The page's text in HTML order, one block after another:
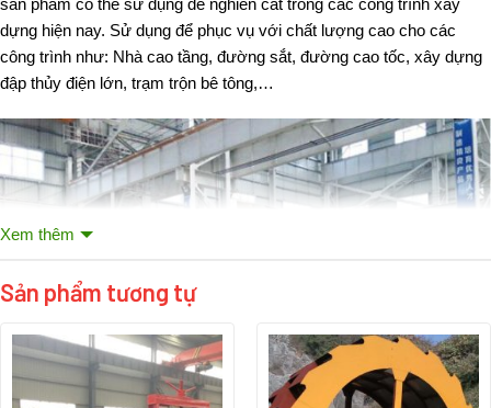
sản phẩm có thể sử dụng để nghiền cát trong các công trình xây
dựng hiện nay. Sử dụng để phục vụ với chất lượng cao cho các
công trình như: Nhà cao tầng, đường sắt, đường cao tốc, xây dựng
đập thủy điện lớn, trạm trộn bê tông,…
Tìm hiểu máy nghiền cát
Xem thêm
Sản phẩm tương tự